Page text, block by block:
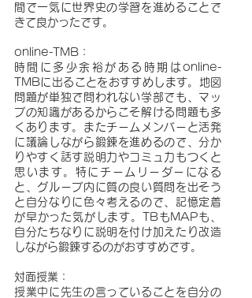
間で一気に世界史の学習を進めることで
きて良かったです。
online-TMB：
時間に多少余裕がある時期はonline-
TMBに出ることをおすすめします。地図
問題が単独で問われない学部でも、マッ
プの知識があるからこそ解ける問題も多
くあります。またチームメンバーと活発
に議論しながら鍛錬を進めるので、分か
りやすく話す説明力やコミュ力もつくと
思います。特にチームリーダーになる
と、グループ内に質の良い質問を出そう
と自分なりに色々考えるので、記憶定着
が早かった気がします。TBもMAPも、
自分たちなりに説明を付け加えたり改造
しながら鍛錬するのがおすすめです。
対面授業：
授業中に先生の言っていることを自分の